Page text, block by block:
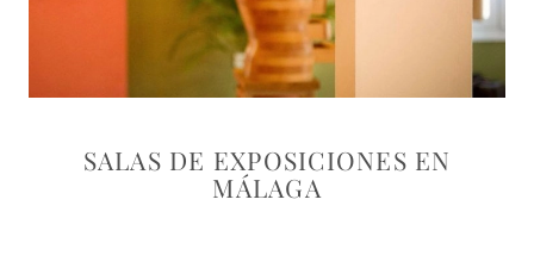
SALAS DE EXPOSICIONES EN
MÁLAGA